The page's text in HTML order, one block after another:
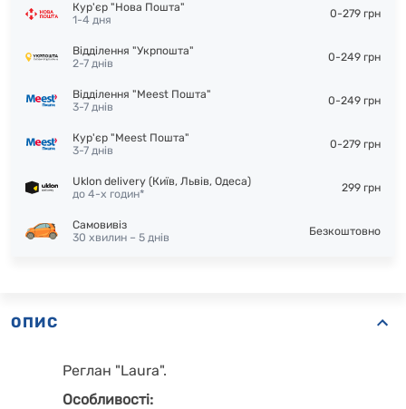
Кур'єр "Нова Пошта"
1-4 дня
0-279 грн
Відділення "Укрпошта"
2-7 днів
0-249 грн
Відділення "Meest Пошта"
3-7 днів
0-249 грн
Кур'єр "Meest Пошта"
3-7 днів
0-279 грн
Uklon delivery (Київ, Львів, Одеса)
до 4-х годин*
299 грн
Самовивіз
30 хвилин – 5 днів
Безкоштовно
ОПИС
Реглан "Laura".
Особливості: